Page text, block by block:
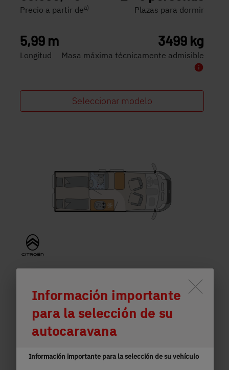
Precio a partir dea) Plazas para dormir
5,99 m
Longitud
3499 kg
Masa máxima técnicamente admisible
Seleccionar modelo
58.690,– €
Precio a partir de
2 - 5 personas
5,99 m 3499 kg
Durch Scrolling wird der
Información importante
para la selección de su
autocaravana
Información importante para la selección de su vehículo